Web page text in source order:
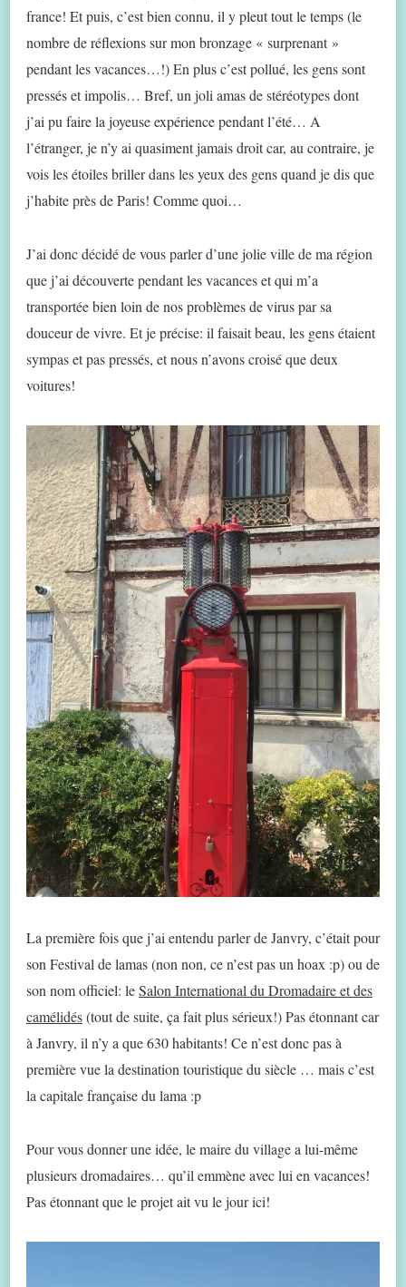
france! Et puis, c’est bien connu, il y pleut tout le temps (le
nombre de réflexions sur mon bronzage « surprenant »
pendant les vacances…!) En plus c’est pollué, les gens sont
pressés et impolis… Bref, un joli amas de stéréotypes dont
j’ai pu faire la joyeuse expérience pendant l’été… A
l’étranger, je n’y ai quasiment jamais droit car, au contraire, je
vois les étoiles briller dans les yeux des gens quand je dis que
j’habite près de Paris! Comme quoi…
J’ai donc décidé de vous parler d’une jolie ville de ma région
que j’ai découverte pendant les vacances et qui m’a
transportée bien loin de nos problèmes de virus par sa
douceur de vivre. Et je précise: il faisait beau, les gens étaient
sympas et pas pressés, et nous n’avons croisé que deux
voitures!
La première fois que j’ai entendu parler de Janvry, c’était pour
son Festival de lamas (non non, ce n’est pas un hoax :p) ou de
son nom officiel: leSalon International du Dromadaire et des
camélidés(tout de suite, ça fait plus sérieux!) Pas étonnant car
à Janvry, il n’y a que 630 habitants! Ce n’est donc pas à
première vue la destination touristique du siècle … mais c’est
la capitale française du lama :p
Pour vous donner une idée, le maire du village a lui-même
plusieurs dromadaires… qu’il emmène avec lui en vacances!
Pas étonnant que le projet ait vu le jour ici!